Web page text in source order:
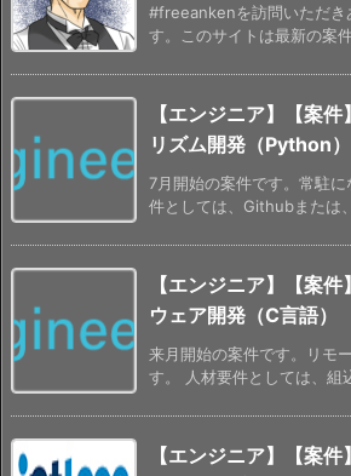
#freeankenを訪問いただき
す。このサイトは最新の案
【エンジニア】【案
リズム開発（Python）
7月開始の案件です。常駐
件としては、Githubまたは
【エンジニア】【案
ウェア開発（C言語）
来月開始の案件です。リモ
す。 人材要件としては、組
【エンジニア】【案